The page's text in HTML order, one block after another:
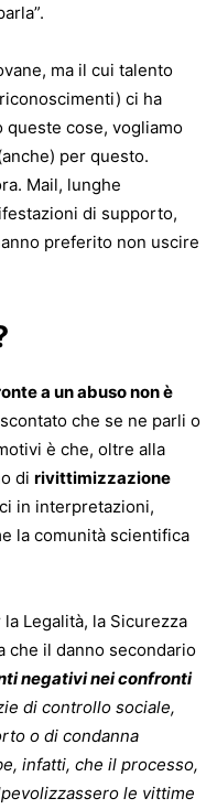
ma il cui talento
ci ha
queste cose, vogliamo
per questo.
Mail, lunghe
di supporto,
preferito non uscire
a un abuso non è
che se ne parli o
è che, oltre alla
di rivittimizzazione
in interpretazioni,
la comunità scientifica
Legalità, la Sicurezza
che il danno secondario
negativi nei confronti
di controllo sociale,
o di condanna
infatti, che il processo,
le vittime